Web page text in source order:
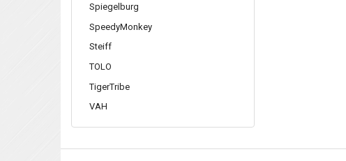
Spiegelburg
SpeedyMonkey
Steiff
TOLO
TigerTribe
VAH